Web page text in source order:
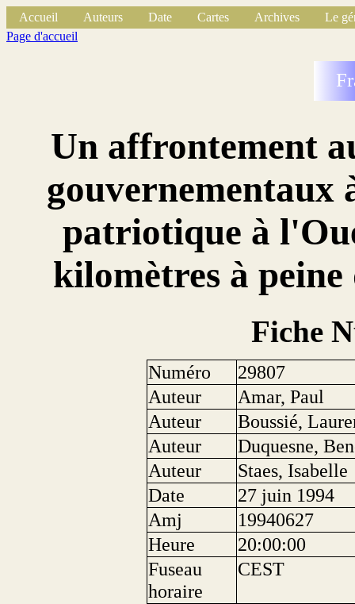
Accueil Auteurs Date Cartes Archives
Le
Page d'accueil
Un affrontement
gouvernementaux
patriotique à
kilomètres à peine
Fiche
Numéro
29807
Auteur
Amar, Paul
Auteur
Boussié,
Auteur
Duquesne,
Auteur
Staes, Isabelle
Date
27 juin 1994
Amj
19940627
Heure
20:00:00
Fuseau
horaire
CEST